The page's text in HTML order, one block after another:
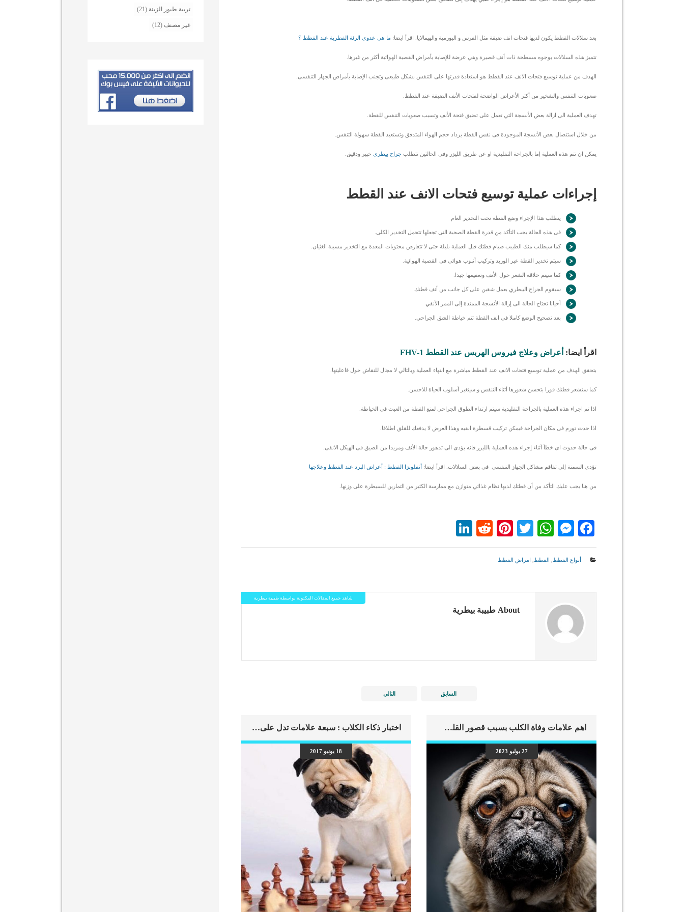
بعد سلالات القطط يكون لديها فتحات انف ضيقة مثل الفرس و البورمية والهيمالايا. اقرأ ايضا: ما هى عدوى الرئة الفطرية عند القطط ؟
تتميز هذه السلالات بوجوه مسطحة ذات أنف قصيرة وهي عرضة للإصابة بأمراض القصبة الهوائية أكثر من غيرها.
الهدف من عملية توسيع فتحات الانف عند القطط هو استعادة قدرتها على التنفس بشكل طبيعى وتجنب الإصابة بأمراض الجهاز التنفسى.
صعوبات التنفس والشخير من أكثر الأعراض الواضحة لفتحات الأنف الضيقة عند القطط.
تهدف العملية الى ازالة بعض الأنسجة التي تعمل على تضيق فتحة الأنف وتسبب صعوبات التنفس للقطة.
من خلال استئصال بعض الأنسجة الموجودة فى نفس القطة يزداد حجم الهواء المتدفق وتستعيد القطة سهولة التنفس.
يمكن ان تتم هذه العملية إما بالجراحة التقليدية او عن طريق الليزر وفى الحالتين تتطلب جراح بيطرى خبير ودقيق.
إجراءات عملية توسيع فتحات الانف عند القطط
يتطلب هذا الإجراء وضع القطة تحت التخدير العام
فى هذه الحالة يجب التأكد من قدرة القطة الصحية التى تجعلها تتحمل التخدير الكلى.
كما سيطلب منك الطبيب صيام قطتك قبل العملية بليلة حتى لا تتعارض محتويات المعدة مع التخدير مسببة الغثيان.
سيتم تخدير القطة عبر الوريد وتركيب أنبوب هوائى فى القصبة الهوائية.
كما سيتم حلاقة الشعر حول الأنف وتعقيمها جيدا.
سيقوم الجراح البيطري بعمل شقين على كل جانب من أنف قطتك
أحيانا تحتاج الحالة الى إزالة الأنسجة الممتدة إلى الممر الأنفي
بعد تصحيح الوضع كاملا فى انف القطة تتم خياطة الشق الجراحي.
اقرأ ايضا: أعراض وعلاج فيروس الهربس عند القطط FHV-1
بتحقق الهدف من عملية توسيع فتحات الانف عند القطط مباشرة مع انتهاء العملية وبالتالي لا مجال للنقاش حول فاعليتها.
كما ستشعر قطتك فورا بتحسن شعورها أثناء التنفس و سيتغير أسلوب الحياة للاحسن.
اذا تم اجراء هذه العملية بالجراحة التقليدية سيتم ارتداء الطوق الجراحي لمنع القطة من العبث فى الخياطة.
اذا حدث تورم فى مكان الجراحة فيمكن تركيب قسطرة انفيه وهذا العرض لا يدفعك للقلق اطلاقا.
فى حالة حدوث اى خطأ أثناء إجراء هذه العملية بالليزر فانه يؤدى الى تدهور حالة الأنف ومزيدا من الضيق فى الهيكل الانفى.
تؤدي السمنة إلى تفاقم مشاكل الجهاز التنفسى في بعض السلالات. اقرأ ايضا: أنفلونزا القطط : أعراض البرد عند القطط وعلاجها
من هنا يجب عليك التأكد من أن قطتك لديها نظام غذائي متوازن مع ممارسة الكثير من التمارين للسيطرة على وزنها.
Facebook
Messenger
WhatsApp
Twitter
Pinterest
Reddit
أنواع القطط القطط امراض القطط
About طبيبة بيطرية
شاهد جميع المقالات المكتوبة بواسطة طبيبة بيطرية
السابق التالي
اهم علامات وفاة الكلب بسبب قصور القلب الاحتقانى
27 يوليو 2023
اختبار ذكاء الكلاب : سبعة علامات تدل على نسبة ذكاء الكلب
18 يونيو 2017
تربية طيور الزينة (21)
غير مصنف (12)